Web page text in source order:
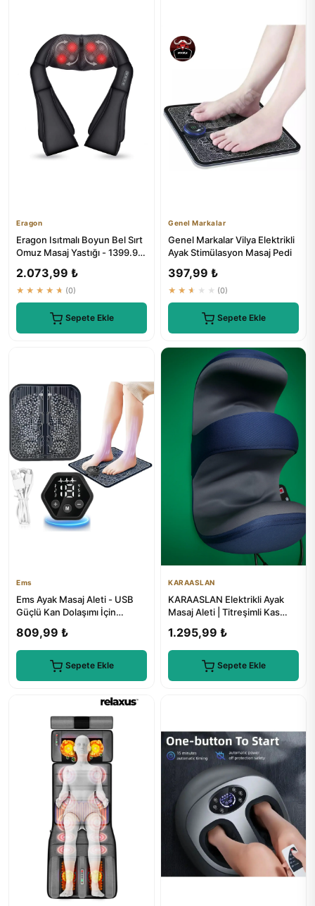
Eragon
Eragon Isıtmalı Boyun Bel Sırt
Omuz Masaj Yastığı - 1399.9
2.073,99 ₺
★★★★★ (0)
Sepete Ekle
Genel Markalar
Genel Markalar Vilya Elektrikli
Ayak Stimülasyon Masaj Pedi
397,99 ₺
★★★★★ (0)
Sepete Ekle
Ems
Ems Ayak Masaj Aleti - USB
Güçlü Kan Dolaşımı İçin
Cihazı
809,99 ₺
Sepete Ekle
KARAASLAN
KARAASLAN Elektrikli Ayak
Masaj Aleti | Titreşimli Kas
1.295,99 ₺
Sepete Ekle